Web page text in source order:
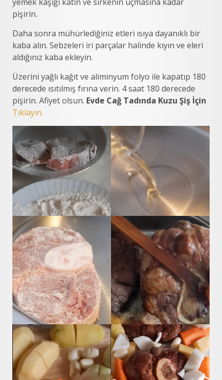
pişirin.
Daha sonra mühürlediğiniz etleri ısıya dayanıklı bir
kaba alın. Sebzeleri iri parçalar halinde kıyın ve eleri
aldığınız kaba ekleyin.
Üzerini yağlı kağıt ve aliminyum folyo ile kapatıp 180
derecede ısıtılmış fırına verin. 4 saat 180 derecede
pişirin. Afiyet olsun. Evde Cağ Tadında Kuzu Şiş İçin
Tıklayın.